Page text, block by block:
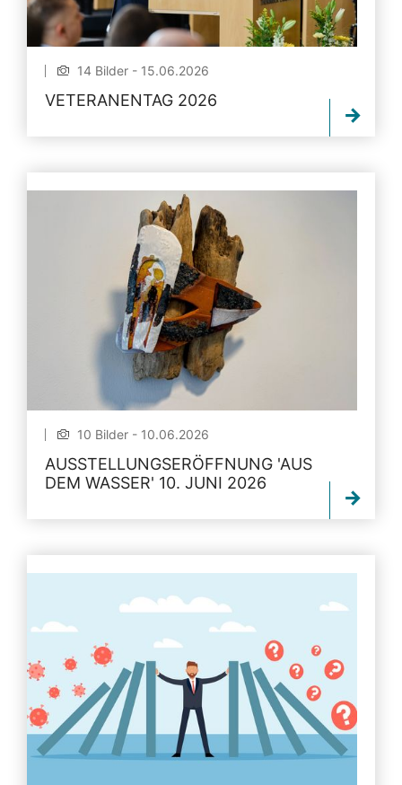
14 Bilder - 15.06.2026
VETERANENTAG 2026
10 Bilder - 10.06.2026
AUSSTELLUNGSERÖFFNUNG 'AUS
DEM WASSER' 10. JUNI 2026